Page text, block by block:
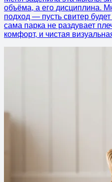
объёма, а его дисциплина.
подход — пусть свитер
сама парка не раздувает
комфорт, и чистая